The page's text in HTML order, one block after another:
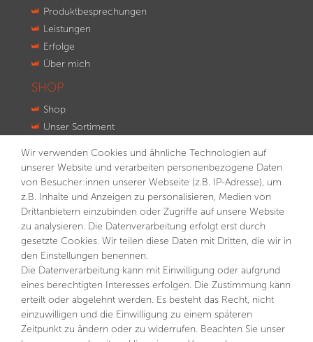
Produktbesprechungen
Leistungen
Erfolge
Über mich
SHOP
Shop
Unser Sortiment
Kontakt
NEWSLETTER
VORNAME NACHNAME
Hiermit bestätige ich, dass ich die Daten­schutz­erklärung
gelesen habe. Meine Einwilligung kann ich jederzeit
widerrufen.**
Abonnieren
Wir verwenden Cookies und ähnliche Technologien auf
unserer Website und verarbeiten personenbezogene Daten
von Besucher:innen unserer Webseite (z.B. IP-Adresse), um
z.B. Inhalte und Anzeigen zu personalisieren, Medien von
Drittanbietern einzubinden oder Zugriffe auf unsere Website
zu analysieren. Die Datenverarbeitung erfolgt erst durch
gesetzte Cookies. Wir teilen diese Daten mit Dritten, die wir in
den Einstellungen benennen.
Die Datenverarbeitung kann mit Einwilligung oder aufgrund
eines berechtigten Interesses erfolgen. Die Zustimmung kann
erteilt oder abgelehnt werden. Es besteht das Recht, nicht
einzuwilligen und die Einwilligung zu einem späteren
Zeitpunkt zu ändern oder zu widerrufen. Beachten Sie unser